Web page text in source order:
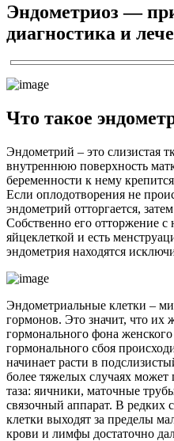
Эндометриоз —
диагностика и
Что такое
Эндометрий – это слизистая
внутреннюю поверхность
беременности к нему
Если оплодотворения не
эндометрий отторгается,
Собственно его отторжение с
яйцеклеткой и есть
эндометрия находятся
Эндометриальные клетки –
гормонов. Это значит, что их
гормонального фона женского
гормонального сбоя
начинает расти в
более тяжелых случаях может
таза: яичники, маточные
связочный аппарат. В редких
клетки выходят за пределы
крови и лимфы достаточно